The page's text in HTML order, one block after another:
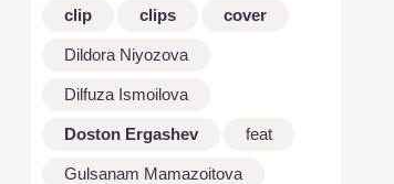
clip clips cover
Dildora Niyozova
Dilfuza Ismoilova
Doston Ergashev feat
Gulsanam Mamazoitova